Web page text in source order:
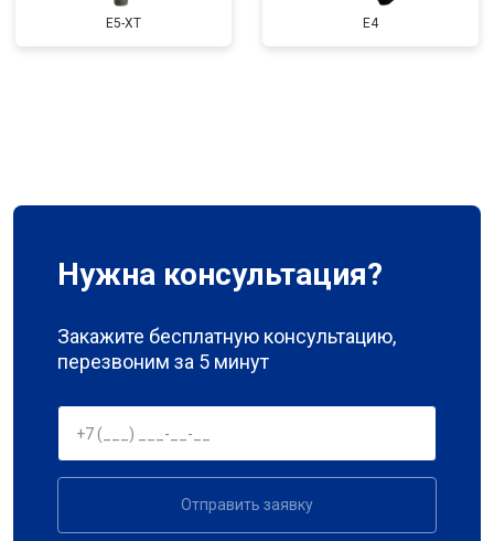
E5-XT E4
Нужна консультация?
Закажите бесплатную консультацию,
перезвоним за 5 минут
Отправить заявку